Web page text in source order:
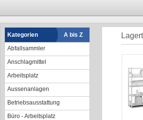
Kategorien
A bis Z
Abfallsammler
Anschlagmittel
Arbeitsplatz
Aussenanlagen
Betriebsausstattung
Büro - Arbeitsplatz